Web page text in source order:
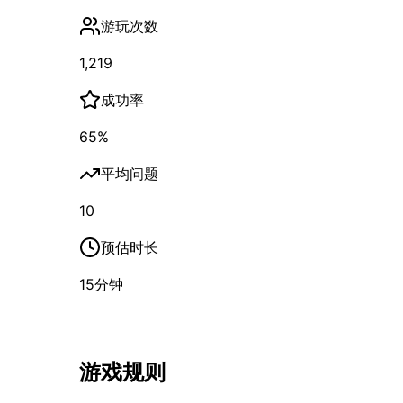
游玩次数
1,219
成功率
65%
平均问题
10
预估时长
15分钟
游戏规则